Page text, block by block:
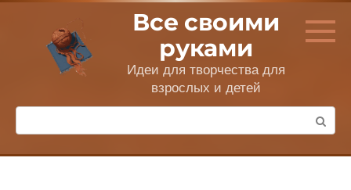
Перейти
контенту
Все своими
руками
Идеи для творчества для
взрослых и детей
Поиск: